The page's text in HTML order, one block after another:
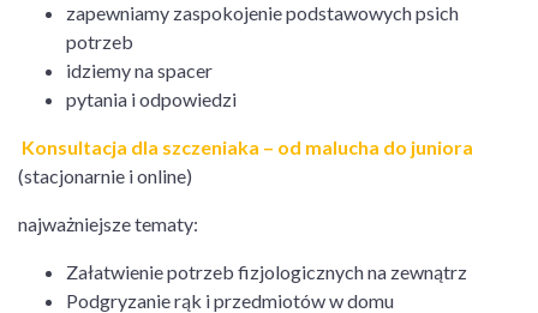
zapewniamy zaspokojenie podstawowych psich
potrzeb
idziemy na spacer
pytania i odpowiedzi
Konsultacja dla szczeniaka – od malucha do juniora
(stacjonarnie i online)
najważniejsze tematy:
Załatwienie potrzeb fizjologicznych na zewnątrz
Podgryzanie rąk i przedmiotów w domu